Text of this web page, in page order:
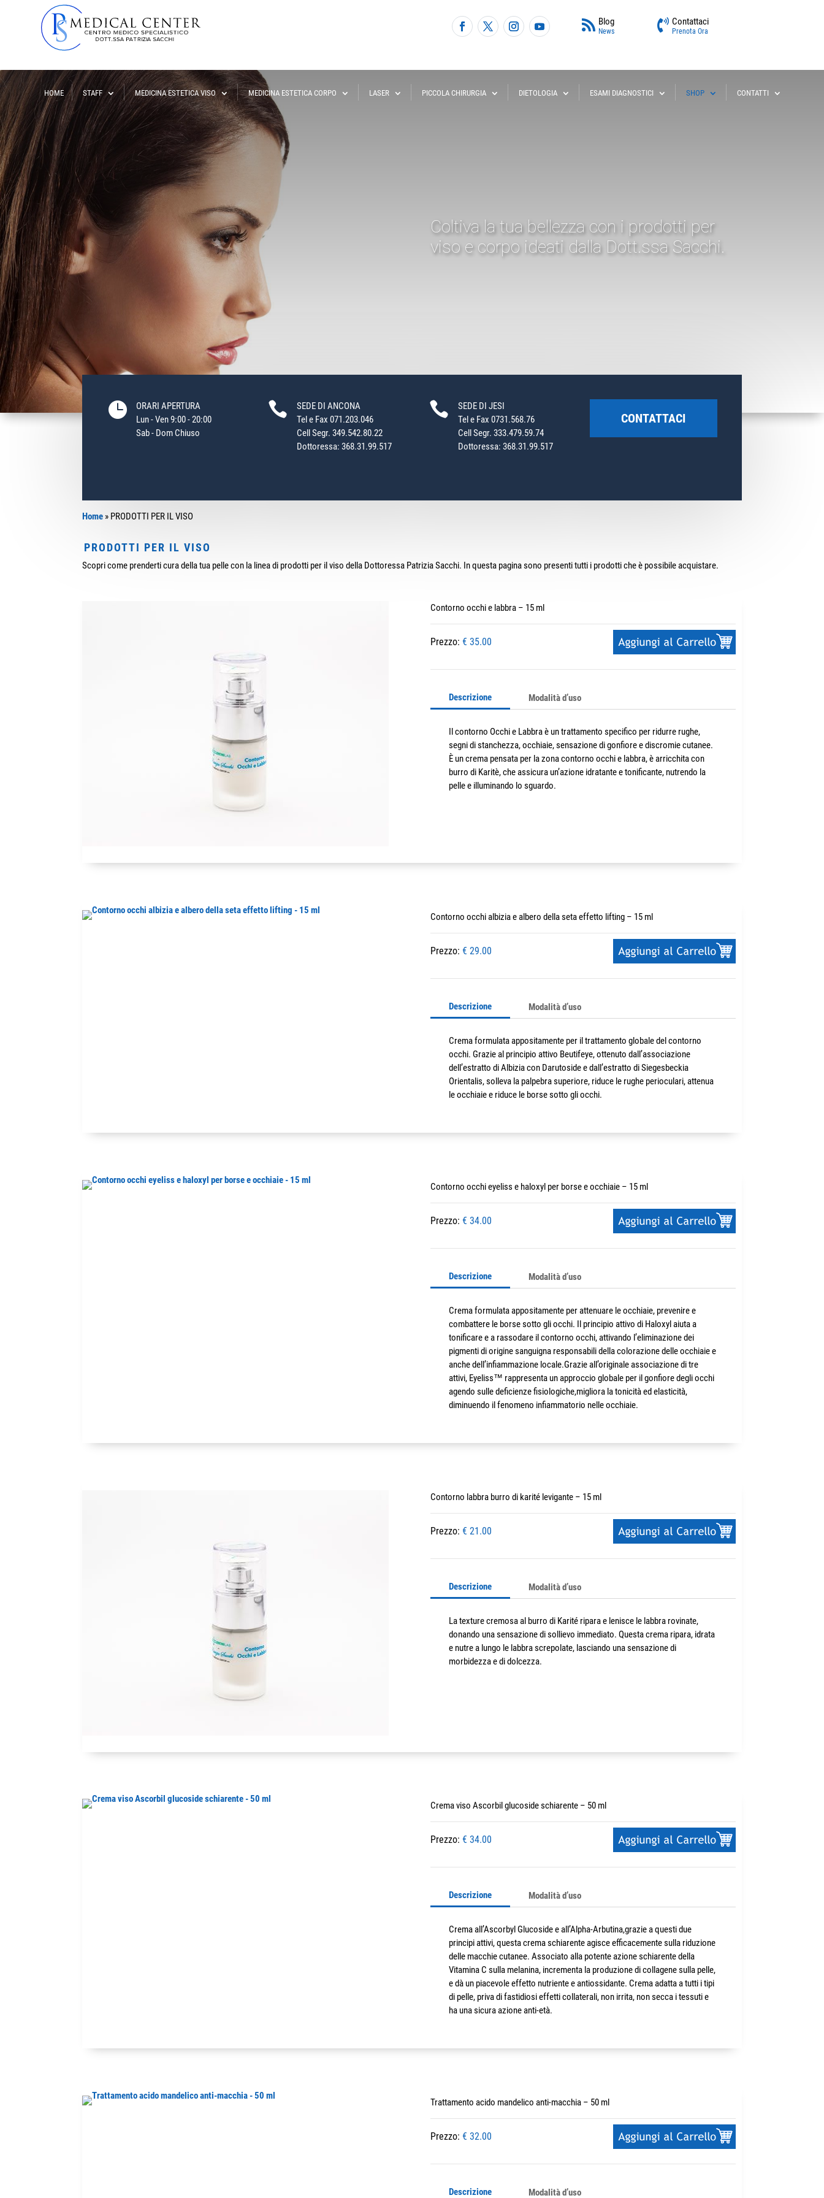
Blog
News
Contattaci
Prenota Ora
HOME STAFF MEDICINA ESTETICA VISO MEDICINA ESTETICA CORPO LASER PICCOLA CHIRURGIA DIETOLOGIA ESAMI DIAGNOSTICI SHOP CONTATTI
Coltiva la tua bellezza con i prodotti per
viso e corpo ideati dalla Dott.ssa Sacchi.

ORARI APERTURA
Lun - Ven 9:00 - 20:00
Sab - Dom Chiuso

SEDE DI ANCONA
Tel e Fax 071.203.046
Cell Segr. 349.542.80.22
Dottoressa: 368.31.99.517

SEDE DI JESI
Tel e Fax 0731.568.76
Cell Segr. 333.479.59.74
Dottoressa: 368.31.99.517
CONTATTACI
Home » PRODOTTI PER IL VISO
PRODOTTI PER IL VISO
Scopri come prenderti cura della tua pelle con la linea di prodotti per il viso della Dottoressa Patrizia Sacchi. In questa pagina sono presenti tutti i prodotti che è possibile acquistare.
Contorno occhi e labbra – 15 ml
Prezzo: € 35.00
Descrizione Modalità d’uso
Il contorno Occhi e Labbra è un trattamento specifico per ridurre rughe,
segni di stanchezza, occhiaie, sensazione di gonfiore e discromie cutanee.
È un crema pensata per la zona contorno occhi e labbra, è arricchita con
burro di Karitè, che assicura un’azione idratante e tonificante, nutrendo la
pelle e illuminando lo sguardo.
Contorno occhi albizia e albero della seta effetto lifting – 15 ml
Prezzo: € 29.00
Descrizione Modalità d’uso
Crema formulata appositamente per il trattamento globale del contorno
occhi. Grazie al principio attivo Beutifeye, ottenuto dall’associazione
dell’estratto di Albizia con Darutoside e dall’estratto di Siegesbeckia
Orientalis, solleva la palpebra superiore, riduce le rughe perioculari, attenua
le occhiaie e riduce le borse sotto gli occhi.
Contorno occhi eyeliss e haloxyl per borse e occhiaie – 15 ml
Prezzo: € 34.00
Descrizione Modalità d’uso
Crema formulata appositamente per attenuare le occhiaie, prevenire e
combattere le borse sotto gli occhi. Il principio attivo di Haloxyl aiuta a
tonificare e a rassodare il contorno occhi, attivando l’eliminazione dei
pigmenti di origine sanguigna responsabili della colorazione delle occhiaie e
anche dell’infiammazione locale.Grazie all’originale associazione di tre
attivi, Eyeliss™ rappresenta un approccio globale per il gonfiore degli occhi
agendo sulle deficienze fisiologiche,migliora la tonicità ed elasticità,
diminuendo il fenomeno infiammatorio nelle occhiaie.
Contorno labbra burro di karité levigante – 15 ml
Prezzo: € 21.00
Descrizione Modalità d’uso
La texture cremosa al burro di Karité ripara e lenisce le labbra rovinate,
donando una sensazione di sollievo immediato. Questa crema ripara, idrata
e nutre a lungo le labbra screpolate, lasciando una sensazione di
morbidezza e di dolcezza.
Crema viso Ascorbil glucoside schiarente – 50 ml
Prezzo: € 34.00
Descrizione Modalità d’uso
Crema all’Ascorbyl Glucoside e all’Alpha-Arbutina,grazie a questi due
principi attivi, questa crema schiarente agisce efficacemente sulla riduzione
delle macchie cutanee. Associato alla potente azione schiarente della
Vitamina C sulla melanina, incrementa la produzione di collagene sulla pelle,
e dà un piacevole effetto nutriente e antiossidante. Crema adatta a tutti i tipi
di pelle, priva di fastidiosi effetti collaterali, non irrita, non secca i tessuti e
ha una sicura azione anti-età.
Trattamento acido mandelico anti-macchia – 50 ml
Prezzo: € 32.00
Descrizione Modalità d’uso